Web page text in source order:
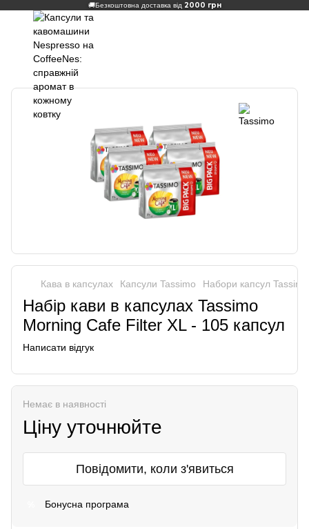
🚚Безкоштовна доставка від 2000 грн
Кава в капсулах Капсули Tassimo Набори капсул Tassimo
Набір кави в капсулах Tassimo
Morning Cafe Filter XL - 105 капсул
Написати відгук
Немає в наявності
Ціну уточнюйте
Повідомити, коли з'явиться
Бонусна програма